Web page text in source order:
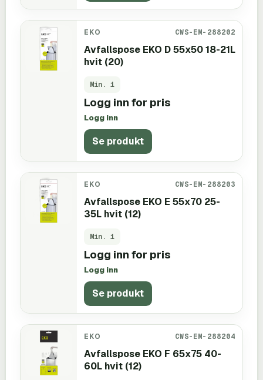
EKO CWS-EM-288202
Avfallspose EKO D 55x50 18-21L
hvit (20)
Min. 1
Logg inn for pris
Logg inn
Se produkt
EKO CWS-EM-288203
Avfallspose EKO E 55x70 25-
35L hvit (12)
Min. 1
Logg inn for pris
Logg inn
Se produkt
EKO CWS-EM-288204
Avfallspose EKO F 65x75 40-
60L hvit (12)